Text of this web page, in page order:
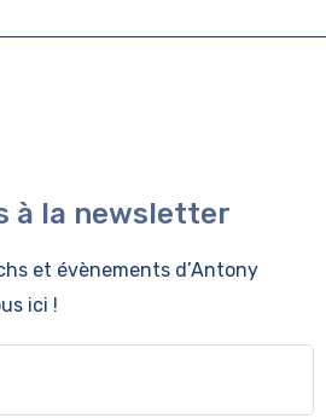
à la newsletter
et évènements d’Antony
ici !